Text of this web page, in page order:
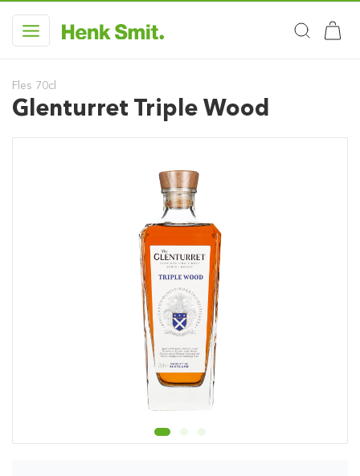
Fles 70cl
Glenturret Triple Wood